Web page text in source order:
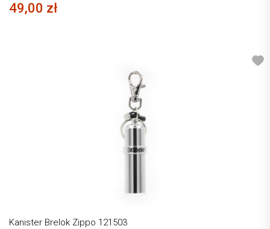
49,00 zł
Kanister Brelok Zippo 121503